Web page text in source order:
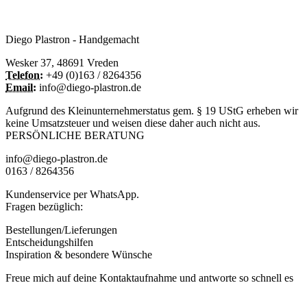
gewählt
Diego Plastron - Handgemacht
Wesker 37, 48691 Vreden
Telefon: +49 (0)163 / 8264356
Email: info@diego-plastron.de
Aufgrund des Kleinunternehmerstatus gem. § 19 UStG erheben wir
keine Umsatzsteuer und weisen diese daher auch nicht aus.
PERSÖNLICHE BERATUNG
info@diego-plastron.de
0163 / 8264356
Kundenservice per WhatsApp.
Fragen bezüglich:
Bestellungen/Lieferungen
Entscheidungshilfen
Inspiration & besondere Wünsche
Freue mich auf deine Kontaktaufnahme und antworte so schnell es